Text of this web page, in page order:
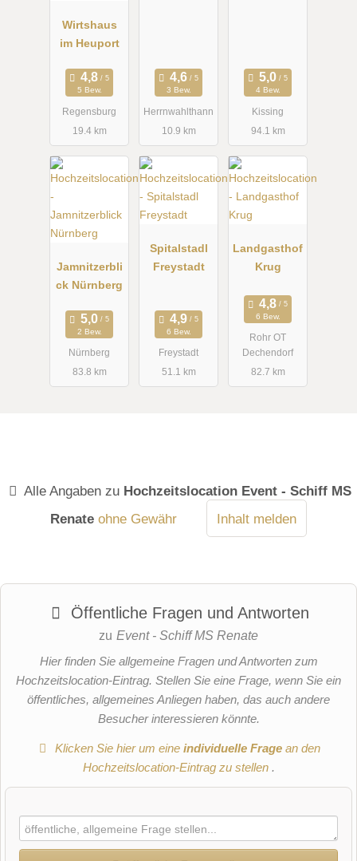
Wirtshaus
im Heuport
5 Bew.
Regensburg
19.4 km
3 Bew.
Herrnwahlthann
10.9 km
4 Bew.
Kissing
94.1 km
Jamnitzerbli
ck Nürnberg
2 Bew.
Nürnberg
83.8 km
Spitalstadl
Freystadt
6 Bew.
Freystadt
51.1 km
Landgasthof
Krug
6 Bew.
Rohr OT
Dechendorf
82.7 km
Alle Angaben zu Hochzeitslocation Event - Schiff MS
Renate ohne Gewähr Inhalt melden
Öffentliche Fragen und Antworten
zu Event - Schiff MS Renate
Hier finden Sie allgemeine Fragen und Antworten zum
Hochzeitslocation-Eintrag. Stellen Sie eine Frage, wenn Sie ein
öffentliches, allgemeines Anliegen haben, das auch andere
Besucher interessieren könnte.
Klicken Sie hier um eineindividuelle Frage an den
Hochzeitslocation-Eintrag zu stellen .